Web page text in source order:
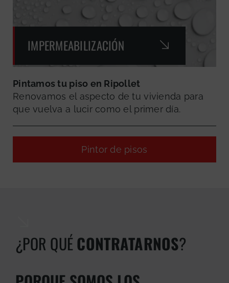
IMPERMEABILIZACIÓN
Pintamos tu piso en Ripollet
Renovamos el aspecto de tu vivienda para
que vuelva a lucir como el primer día.
Pintor de pisos
¿POR QUÉ CONTRATARNOS?
GRATUITA